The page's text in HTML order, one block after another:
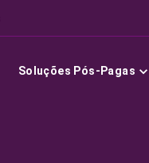
Soluções Pós-Pagas